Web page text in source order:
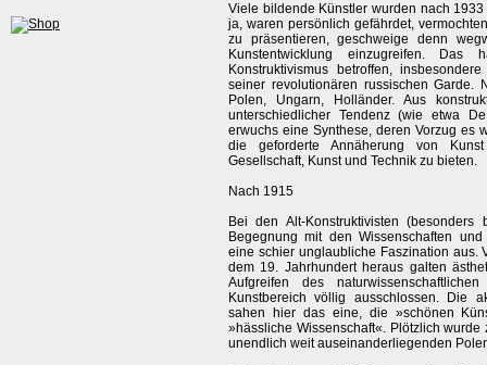
Viele bildende Künstler wurden nach
ja, waren persönlich gefährdet,
zu präsentieren, geschweige denn
Kunstentwicklung einzugreifen.
Konstruktivismus betroffen,
seiner revolutionären russischen Garde.
Polen, Ungarn, Holländer. Aus
unterschiedlicher Tendenz (wie etwa
erwuchs eine Synthese, deren Vorzug es
die geforderte Annäherung von
Gesellschaft, Kunst und Technik zu bieten.
Nach 1915
Bei den Alt-Konstruktivisten
Begegnung mit den Wissenschaften
eine schier unglaubliche Faszination aus.
dem 19. Jahrhundert heraus galten
Aufgreifen des
Kunstbereich völlig ausschlossen. Die
sahen hier das eine, die »schönen
»hässliche Wissenschaft«. Plötzlich
unendlich weit auseinanderliegenden